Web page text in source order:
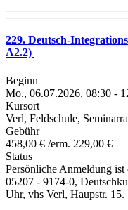
229. Deutsch-
A2.2)
Beginn
Mo., 06.07.2026, 08:30 -
Kursort
Verl, Feldschule,
Gebühr
458,00 € /erm. 229,00 €
Status
Persönliche Anmeldung
05207 - 9174-0,
Uhr, vhs Verl, Haupstr. 15.